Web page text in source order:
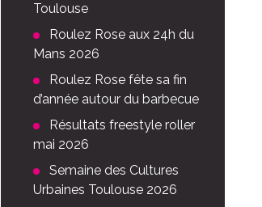
Toulouse
Roulez Rose aux 24h du
Mans 2026
Roulez Rose fête sa fin
d’année autour du barbecue
Résultats freestyle roller
mai 2026
Semaine des Cultures
Urbaines Toulouse 2026